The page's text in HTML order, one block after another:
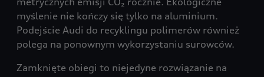
myślenie nie kończy się tylko na aluminium.
Podejście Audi do recyklingu polimerów również
polega na ponownym wykorzystaniu surowców.
Zamknięte obiegi to niejedyne rozwiązanie na